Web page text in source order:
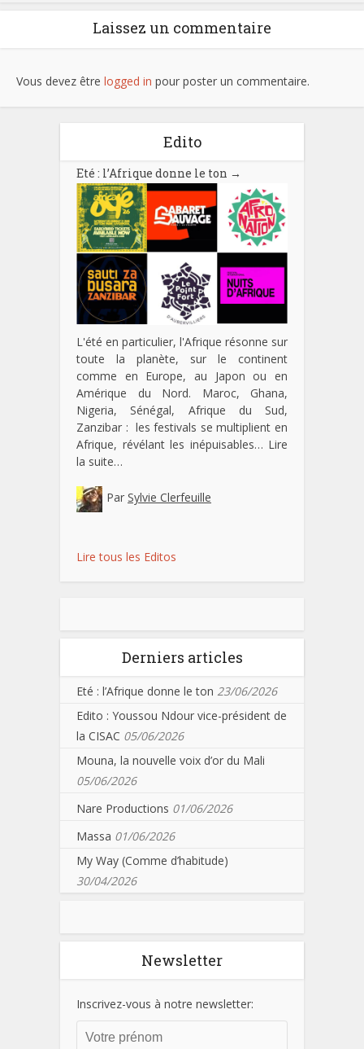
Laissez un commentaire
Vous devez être logged in pour poster un commentaire.
Edito
Eté : l’Afrique donne le ton →
L'été en particulier, l'Afrique résonne sur
toute la planète, sur le continent
comme en Europe, au Japon ou en
Amérique du Nord. Maroc, Ghana,
Nigeria, Sénégal, Afrique du Sud,
Zanzibar : les festivals se multiplient en
Afrique, révélant les inépuisables… Lire
la suite…
Par Sylvie Clerfeuille
Lire tous les Editos
Derniers articles
Eté : l’Afrique donne le ton 23/06/2026
Edito : Youssou Ndour vice-président de
la CISAC 05/06/2026
Mouna, la nouvelle voix d’or du Mali
05/06/2026
Nare Productions 01/06/2026
Massa 01/06/2026
My Way (Comme d’habitude)
30/04/2026
Newsletter
Inscrivez-vous à notre newsletter: